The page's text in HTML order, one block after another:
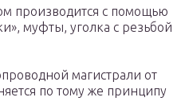
производится с помощью
муфты, уголка с резьбой
магистрали от
по тому же принципу